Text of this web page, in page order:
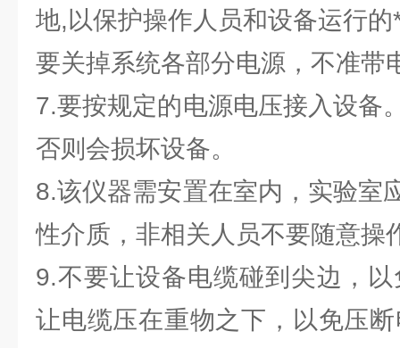
地,以保护操作人员和设备运行
要关掉系统各部分电源，不准带
7.要按规定的电源电压接入设备
否则会损坏设备。
8.该仪器需安置在室内，实验室
性介质，非相关人员不要随意操
9.不要让设备电缆碰到尖边，
让电缆压在重物之下，以免压